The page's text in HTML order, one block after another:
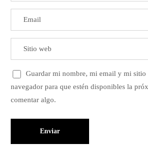
Guardar mi nombre, mi email y mi sitio
navegador para que estén disponibles la
comentar algo.